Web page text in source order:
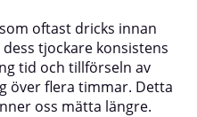
oftast dricks innan
tjockare konsistens
tid och tillförseln av
över flera timmar. Detta
oss mätta längre.